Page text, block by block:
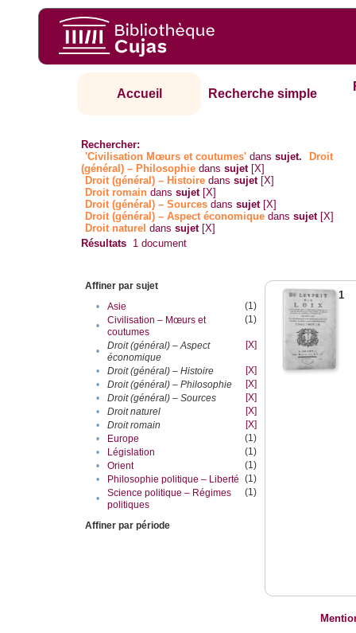
Accueil Recherche simple
Rechercher:
'Civilisation Mœurs et coutumes' danssujet.
Droit
(général) – Philosophie danssujet [X]
Droit (général) – Histoire danssujet [X]
Droit romain danssujet [X]
Droit (général) – Sources danssujet [X]
Droit (général) – Aspect économique danssujet [X]
Droit naturel danssujet [X]
Résultats 1 document
Affiner par sujet
•
Asie
(1)
•
Civilisation – Mœurs et
coutumes
(1)
•
Droit (général) – Aspect
économique
[X]
• Droit (général) – Histoire
[X]
•
Droit (général) – Philosophie
[X]
•
Droit (général) – Sources
[X]
•
Droit naturel
[X]
•
Droit romain
[X]
•
Europe
(1)
•
Législation
(1)
•
Orient
(1)
•
Philosophie politique – Liberté (1)
•
Science politique – Régimes
politiques
(1)
Affiner par période
1